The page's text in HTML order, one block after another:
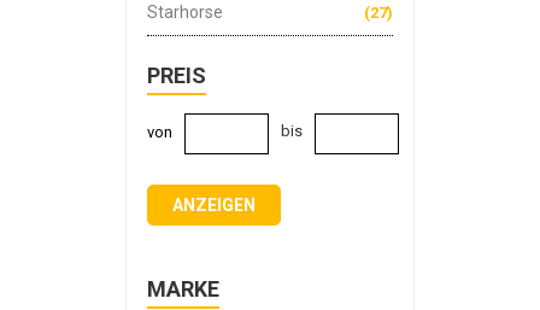
(27)
Starhorse
PREIS
von bis
ANZEIGEN
MARKE